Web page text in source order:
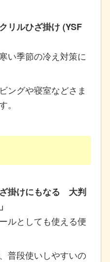
リルひざ掛け (YSF
い季節の冷え対策に
ングや寝室などさま
。
掛けにもなる 大判
ルとしても使える便
普段使いしやすいの